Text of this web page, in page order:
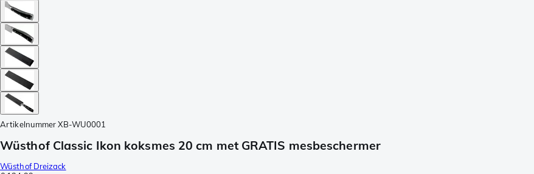
Artikelnummer XB-WU0001
Wüsthof Classic Ikon koksmes 20 cm met GRATIS mesbeschermer
Wüsthof Dreizack